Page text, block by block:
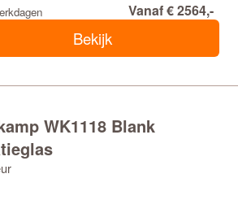
Vanaf € 2564,-
Bekijk
WK1118 Blank